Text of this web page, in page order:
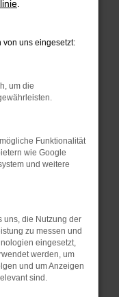
können:
deine
Werbeblocker,
Seiten
privaten
beheben.
von uns eingesetzt:
um die
Funktionalität
wie Google
und weitere
uns, die Nutzung der
zu messen und
eingesetzt,
werden, um
und um Anzeigen
sind.